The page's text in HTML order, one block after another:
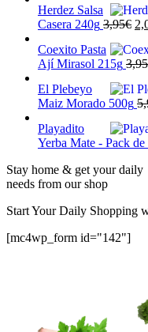
Herdez Salsa
Casera 240g 3,95€ El
Coexito Pasta
Ají Mirasol 215g 3,95
El Plebeyo
Maiz Morado 500g
Playadito
Yerba Mate - Pack de
Stay home & get your daily
needs from our shop
Start Your Daily Shopping
[mc4wp_form id="142"]